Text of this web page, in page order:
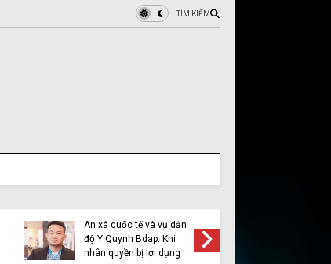
TÌM KIẾM
Ân xá quốc tế và vụ dẫn
độ Y Quynh Bdap: Khi
nhân quyền bị lợi dụng